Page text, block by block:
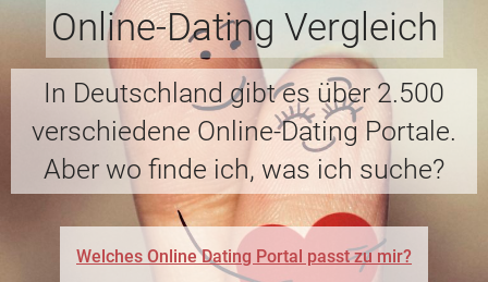
Online-Dating Vergleich
In Deutschland gibt es über 2.500
verschiedene Online-Dating Portale.
Aber wo finde ich, was ich suche?
Welches Online Dating Portal passt zu mir?